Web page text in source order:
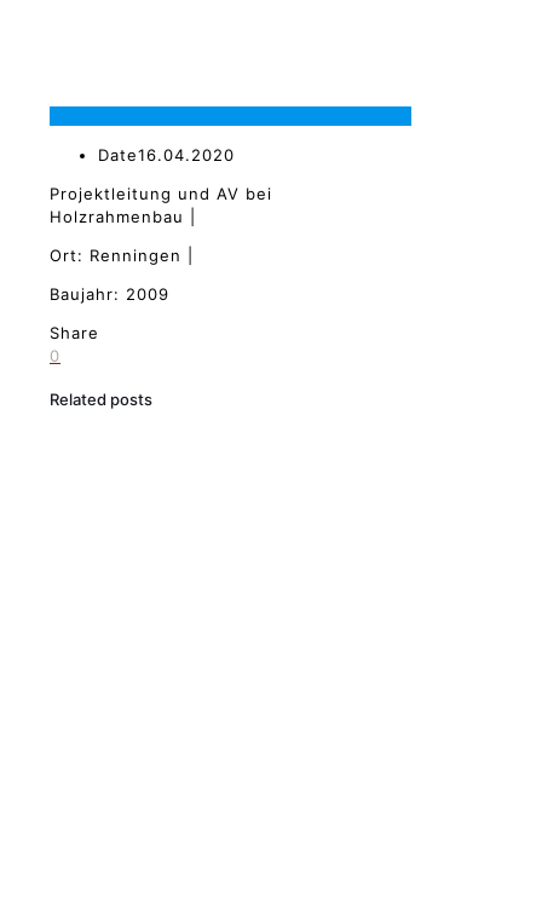
Date16.04.2020
Projektleitung und AV bei
Holzrahmenbau |
Ort: Renningen |
Baujahr: 2009
Share
0
Related posts